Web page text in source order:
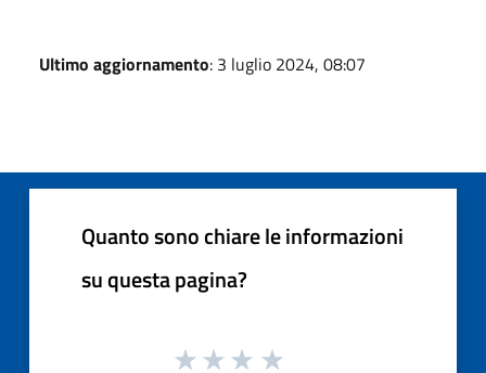
Ultimo aggiornamento: 3 luglio 2024, 08:07
Quanto sono chiare le informazioni
su questa pagina?